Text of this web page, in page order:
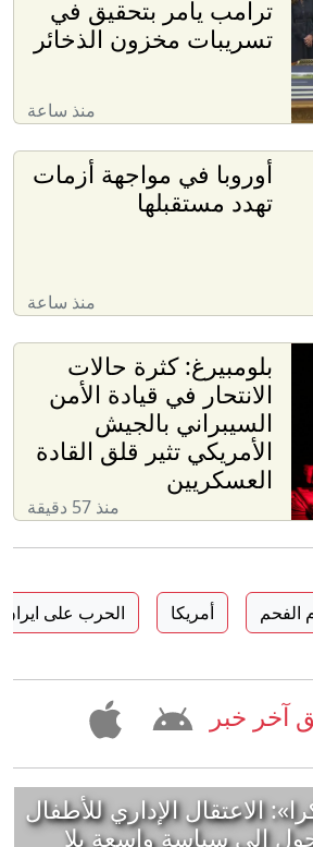
ترامب يأمر بتحقيق في
تسريبات مخزون الذخائر
منذ ساعة
أوروبا في مواجهة أزمات
تهدد مستقبلها
منذ ساعة
بلومبيرغ: كثرة حالات
الانتحار في قيادة الأمن
السيبراني بالجيش
الأمريكي تثير قلق القادة
العسكريين
منذ 57 دقيقة
الفحم أمريكا الحرب على ايران
آخر خبر
الاعتقال الإداري للأطفال
إلى سياسة واسعة بلا